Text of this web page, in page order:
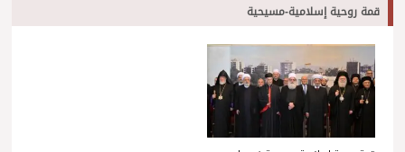
قمة روحية إسلامية-مسيحية